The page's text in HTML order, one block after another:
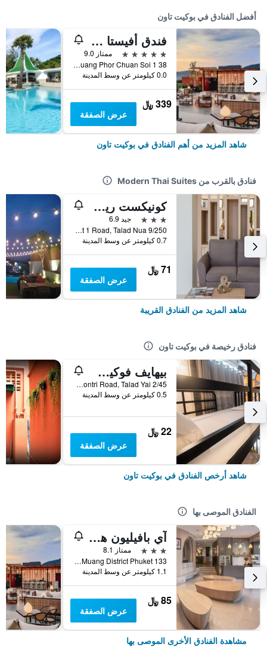
أفضل الفنادق في بوكيت تاون
فندق أفيستا جراند، بوكيت كارون - مجموعة إم جاليري
5 نجوم
ممتاز 9.0
38 Soi Luang Phor Chuan Soi 1, بوكيت تاون, تايلاند
0.0 كيلومتر عن وسط المدينة
339 ﷼
عرض الصفقة
شاهد المزيد من أهم الفنادق في بوكيت تاون
فنادق بالقرب من Modern Thai Suites
كونيكست ريزيدنس فوكيت
3 نجوم
جيد 6.9
9/250 Sakdidet 1 Road, Talad Nua, بوكيت تاون, تايلاند
0.7 كيلومتر عن وسط المدينة
71 ﷼
عرض الصفقة
شاهد المزيد من الفنادق القريبة
فنادق رخيصة في بوكيت تاون
بيهايف فوكيت أولد تاون هوستيل
2/45 Montri Road, Talad Yai, بوكيت تاون, تايلاند
0.5 كيلومتر عن وسط المدينة
22 ﷼
عرض الصفقة
شاهد أرخص الفنادق في بوكيت تاون
الفنادق الموصى بها
آي بافيليون هوتل فوكيت
3 نجوم
ممتاز 8.1
133 Satoon Road Muang District Phuket, بوكيت تاون, تايلاند
1.1 كيلومتر عن وسط المدينة
85 ﷼
عرض الصفقة
مشاهدة الفنادق الأخرى الموصى بها